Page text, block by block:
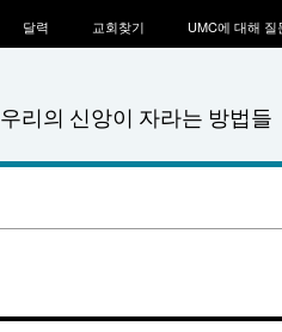
우리의 신앙이 자라는 방법들
달력 교회찾기 UMC에 대해 질